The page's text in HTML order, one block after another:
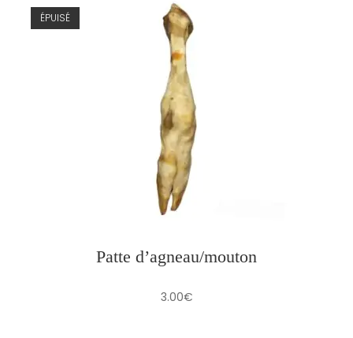
ÉPUISÉ
Patte d’agneau/mouton
3.00€